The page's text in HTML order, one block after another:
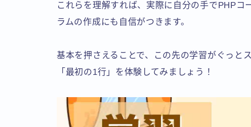
これらを理解すれば、実際に自分の手でPHPコ
ラムの作成にも自信がつきます。
基本を押さえることで、この先の学習がぐっと
「最初の1行」を体験してみましょう！